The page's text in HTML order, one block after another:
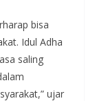
bisa
Idul Adha
saling
ujar